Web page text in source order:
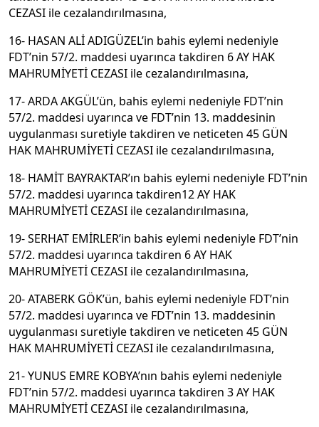
CEZASI ile cezalandırılmasına,
16- HASAN ALİ ADIGÜZEL’in bahis eylemi nedeniyle
FDT’nin 57/2. maddesi uyarınca takdiren 6 AY HAK
MAHRUMİYETİ CEZASI ile cezalandırılmasına,
17- ARDA AKGÜL’ün, bahis eylemi nedeniyle FDT’nin
57/2. maddesi uyarınca ve FDT’nin 13. maddesinin
uygulanması suretiyle takdiren ve neticeten 45 GÜN
HAK MAHRUMİYETİ CEZASI ile cezalandırılmasına,
18- HAMİT BAYRAKTAR’ın bahis eylemi nedeniyle FDT’nin
57/2. maddesi uyarınca takdiren12 AY HAK
MAHRUMİYETİ CEZASI ile cezalandırılmasına,
19- SERHAT EMİRLER’in bahis eylemi nedeniyle FDT’nin
57/2. maddesi uyarınca takdiren 6 AY HAK
MAHRUMİYETİ CEZASI ile cezalandırılmasına,
20- ATABERK GÖK’ün, bahis eylemi nedeniyle FDT’nin
57/2. maddesi uyarınca ve FDT’nin 13. maddesinin
uygulanması suretiyle takdiren ve neticeten 45 GÜN
HAK MAHRUMİYETİ CEZASI ile cezalandırılmasına,
21- YUNUS EMRE KOBYA’nın bahis eylemi nedeniyle
FDT’nin 57/2. maddesi uyarınca takdiren 3 AY HAK
MAHRUMİYETİ CEZASI ile cezalandırılmasına,